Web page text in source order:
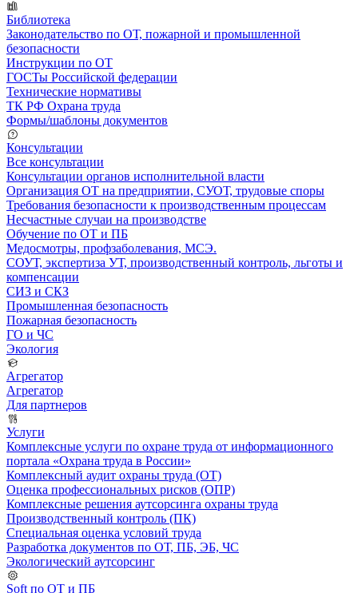
Библиотека
Законодательство по ОТ, пожарной и промышленной
безопасности
Инструкции по ОТ
ГОСТы Российской федерации
Технические нормативы
ТК РФ Охрана труда
Формы/шаблоны документов
Консультации
Все консультации
Консультации органов исполнительной власти
Организация ОТ на предприятии, СУОТ, трудовые споры
Требования безопасности к производственным процессам
Несчастные случаи на производстве
Обучение по ОТ и ПБ
Медосмотры, профзаболевания, МСЭ.
СОУТ, экспертиза УТ, производственный контроль, льготы и
компенсации
СИЗ и СКЗ
Промышленная безопасность
Пожарная безопасность
ГО и ЧС
Экология
Агрегатор
Агрегатор
Для партнеров
Услуги
Комплексные услуги по охране труда от информационного
портала «Охрана труда в России»
Комплексный аудит охраны труда (ОТ)
Оценка профессиональных рисков (ОПР)
Комплексные решения аутсорсинга охраны труда
Производственный контроль (ПК)
Специальная оценка условий труда
Разработка документов по ОТ, ПБ, ЭБ, ЧС
Экологический аутсорсинг
Soft по ОТ и ПБ